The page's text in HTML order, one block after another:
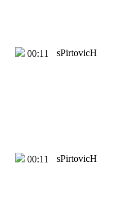
00:11 sPirtovicH
00:11 sPirtovicH